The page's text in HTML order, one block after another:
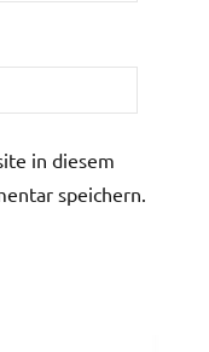
in diesem
speichern.